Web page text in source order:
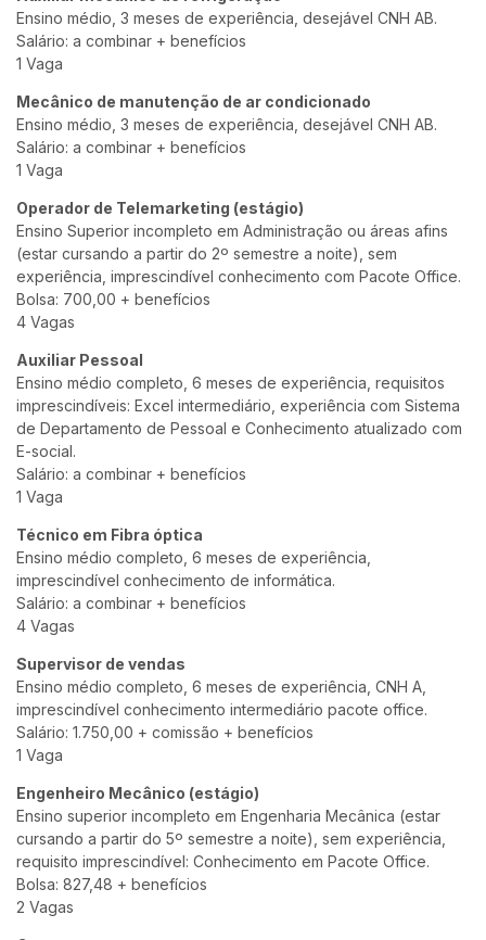
Ensino médio, 3 meses de experiência, desejável CNH AB.
Salário: a combinar + benefícios
1 Vaga
Mecânico de manutenção de ar condicionado
Ensino médio, 3 meses de experiência, desejável CNH AB.
Salário: a combinar + benefícios
1 Vaga
Operador de Telemarketing (estágio)
Ensino Superior incompleto em Administração ou áreas afins
(estar cursando a partir do 2º semestre a noite), sem
experiência, imprescindível conhecimento com Pacote Office.
Bolsa: 700,00 + benefícios
4 Vagas
Auxiliar Pessoal
Ensino médio completo, 6 meses de experiência, requisitos
imprescindíveis: Excel intermediário, experiência com Sistema
de Departamento de Pessoal e Conhecimento atualizado com
E-social.
Salário: a combinar + benefícios
1 Vaga
Técnico em Fibra óptica
Ensino médio completo, 6 meses de experiência,
imprescindível conhecimento de informática.
Salário: a combinar + benefícios
4 Vagas
Supervisor de vendas
Ensino médio completo, 6 meses de experiência, CNH A,
imprescindível conhecimento intermediário pacote office.
Salário: 1.750,00 + comissão + benefícios
1 Vaga
Engenheiro Mecânico (estágio)
Ensino superior incompleto em Engenharia Mecânica (estar
cursando a partir do 5º semestre a noite), sem experiência,
requisito imprescindível: Conhecimento em Pacote Office.
Bolsa: 827,48 + benefícios
2 Vagas